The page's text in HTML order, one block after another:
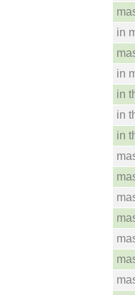
in
in
in
in
in